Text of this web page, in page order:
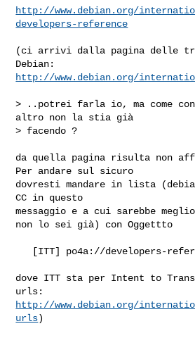
http://www.debian.org/
developers-reference
(ci arrivi dalla pagina delle
http://www.debian.org/
> ..potrei farla io, ma come
altro non la stia già
> facendo ?
da quella pagina risulta non
Per andare sul sicuro
dovresti mandare in lista
CC in questo
messaggio e a cui sarebbe
non lo sei già) con Oggettto
dove ITT sta per Intent to
http://www.debian.org/
urls)